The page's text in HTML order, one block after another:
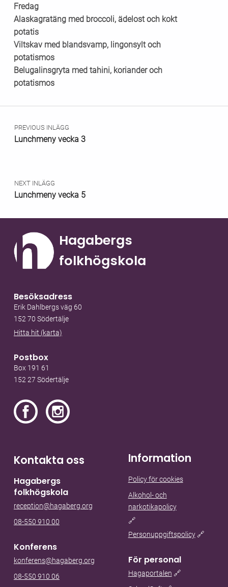
Fredag
Alaskagratäng med broccoli, ädelost och kokt
potatis
Viltskav med blandsvamp, lingonsylt och
potatismos
Belugalinsgryta med tahini, koriander och
potatismos
Inläggsnavigering
PREVIOUS INLÄGG
Lunchmeny vecka 3
NEXT INLÄGG
Lunchmeny vecka 5
Hagabergs
folkhögskola
Besöksadress
Erik Dahlbergs väg 60
152 70 Södertälje
Hitta hit (karta)
Postbox
Box 191 61
152 27 Södertälje
Kontakta oss
Hagabergs
folkhögskola
reception@hagaberg.org
08-550 910 00
Konferens
konferens@hagaberg.org
08-550 910 06
Information
Policy för cookies
Alkohol- och
narkotikapolicy
🔗
Personuppgiftspolicy🔗
För personal
Hagaportalen 🔗